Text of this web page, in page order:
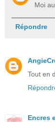
Moi
Répondre
Tout en
Encres